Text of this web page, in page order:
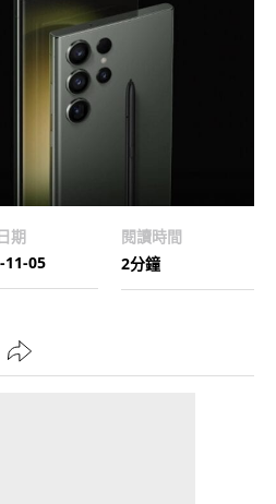
期
11-05
閱讀時間
2分鐘